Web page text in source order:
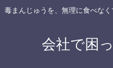
毒まんじゅうを、無理に食べな
会社で困